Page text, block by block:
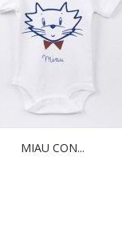
MIAU CON...